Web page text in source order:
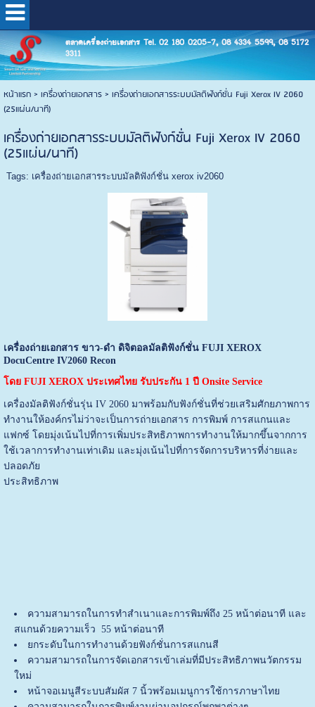
ตลาดเครื่องถ่ายเอกสาร Tel. 02 180 0205-7, 08 4334 5599, 08 5172
3311
หน้าแรก> เครื่องถ่ายเอกสาร> เครื่องถ่ายเอกสารระบบมัลติฟังก์ชั่น Fuji Xerox IV 2060
(25แผ่น/นาที)
เครื่องถ่ายเอกสารระบบมัลติฟังก์ชั่น Fuji Xerox IV 2060
(25แผ่น/นาที)
Tags: เครื่องถ่ายเอกสารระบบมัลติฟังก์ชั่น xerox iv2060
เครื่องถ่ายเอกสาร ขาว-ดำ ดิจิตอลมัลติฟังก์ชั่น FUJI XEROX
DocuCentre IV2060 Recon
โดย FUJI XEROX ประเทศไทย รับประกัน 1 ปี Onsite Service
เครื่องมัลติฟังก์ชั่นรุ่น IV 2060 มาพร้อมกับฟังก์ชั่นที่ช่วยเสริมศักยภาพการ
ทำงานให้องค์กรไม่ว่าจะเป็นการถ่ายเอกสาร การพิมพ์ การสแกนและ
แฟกซ์ โดยมุ่งเน้นไปที่การเพิ่มประสิทธิภาพการทำงานให้มากขึ้นจากการ
ใช้เวลาการทำงานเท่าเดิม และมุ่งเน้นไปที่การจัดการบริหารที่ง่ายและ
ปลอดภัย
ประสิทธิภาพ
ความสามารถในการทำสำเนาและการพิมพ์ถึง 25 หน้าต่อนาที และ
สแกนด้วยความเร็ว 55 หน้าต่อนาที
ยกระดับในการทำงานด้วยฟังก์ชั่นการสแกนสี
ความสามารถในการจัดเอกสารเข้าเล่มที่มีประสิทธิภาพนวัตกรรม
ใหม่
หน้าจอเมนูสีระบบสัมผัส 7 นิ้วพร้อมเมนูการใช้การภาษาไทย